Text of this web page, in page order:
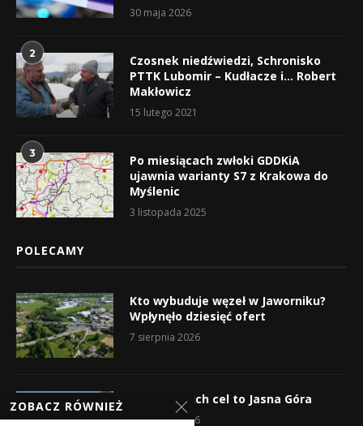
30 maja 2026
2
Czosnek niedźwiedzi, Schronisko
PTTK Lubomir – Kudłacze i… Robert
Makłowicz
15 lutego 2021
3
Po miesiącach zwłoki GDDKiA
ujawnia warianty S7 z Krakowa do
Myślenic
3 listopada 2025
POLECAMY
Kto wybuduje węzeł w Jaworniku?
Wpłynęło dziesięć ofert
7 sierpnia 2026
Wyruszyli! Ich cel to Jasna Góra
5 sierpnia 2026
ZOBACZ RÓWNIEŻ